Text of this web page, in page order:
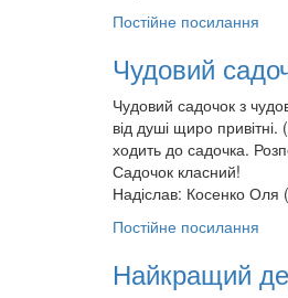
Постійне посилання
Чудовий
Чудовий садочок з
від душі щиро
ходить до садочка.
Садочок класний!
Надіслав: Косенко Оля
Постійне посилання
Найкращий